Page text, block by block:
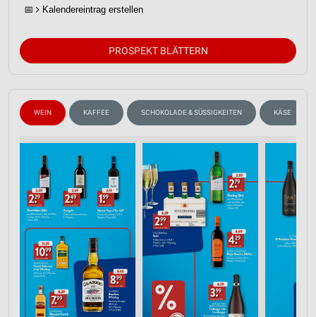
📅 Kalendereintrag erstellen
PROSPEKT BLÄTTERN
WEIN KAFFEE SCHOKOLADE & SÜSSIGKEITEN KÄSE